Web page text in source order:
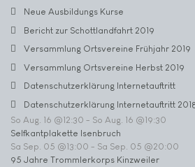
Neue Ausbildungs Kurse
Bericht zur Schottlandfahrt 2019
Versammlung Ortsvereine Frühjahr 2019
Versammlung Ortsvereine Herbst 2019
Datenschutzerklärung Internetauftritt
Datenschutzerklärung Internetauftritt
So Aug. 16 @12:30 - So Aug. 16 @19:30
Selfkantplakette Isenbruch
Sa Sep. 05 @13:00 - Sa Sep. 05 @20:00
95 Jahre Trommlerkorps Kinzweiler